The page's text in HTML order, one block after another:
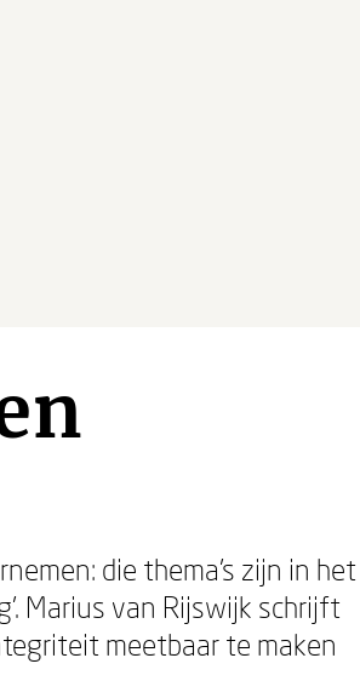
die thema’s zijn in het
Marius van Rijswijk schrijft
meetbaar te maken